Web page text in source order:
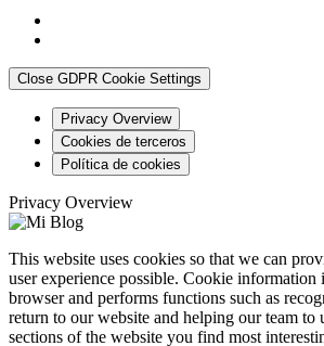
Close GDPR Cookie Settings
Privacy Overview
Cookies de terceros
Política de cookies
Privacy Overview
This website uses cookies so that we can
user experience possible. Cookie information
browser and performs functions such as
return to our website and helping our team to
sections of the website you find most